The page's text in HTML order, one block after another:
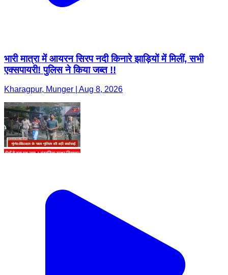
भारी मात्रा में आयरन सिरप नदी किनारे झाड़ियों में मिलीं, सभी
एक्सपायरी! पुलिस ने किया जब्त !!
Kharagpur, Munger | Aug 8, 2026